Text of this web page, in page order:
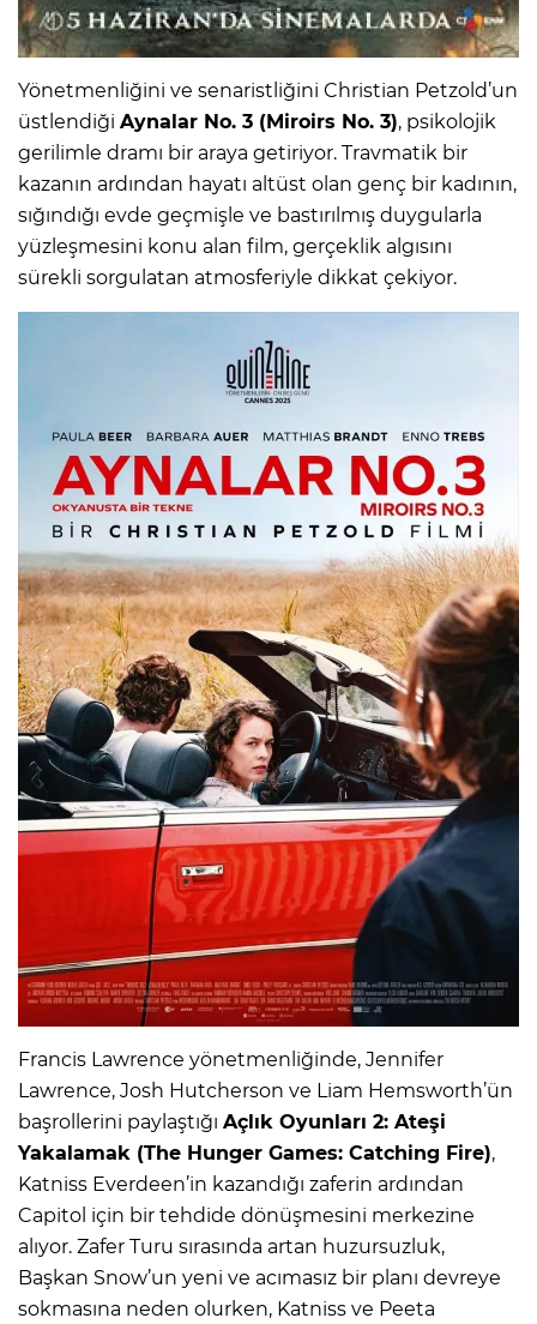
Yönetmenliğini ve senaristliğini Christian Petzold’un
üstlendiği Aynalar No. 3 (Miroirs No. 3), psikolojik
gerilimle dramı bir araya getiriyor. Travmatik bir
kazanın ardından hayatı altüst olan genç bir kadının,
sığındığı evde geçmişle ve bastırılmış duygularla
yüzleşmesini konu alan film, gerçeklik algısını
sürekli sorgulatan atmosferiyle dikkat çekiyor.
Francis Lawrence yönetmenliğinde, Jennifer
Lawrence, Josh Hutcherson ve Liam Hemsworth’ün
başrollerini paylaştığı Açlık Oyunları 2: Ateşi
Yakalamak (The Hunger Games: Catching Fire),
Katniss Everdeen’in kazandığı zaferin ardından
Capitol için bir tehdide dönüşmesini merkezine
alıyor. Zafer Turu sırasında artan huzursuzluk,
Başkan Snow’un yeni ve acımasız bir planı devreye
sokmasına neden olurken, Katniss ve Peeta